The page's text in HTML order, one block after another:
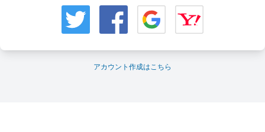
アカウント作成はこちら